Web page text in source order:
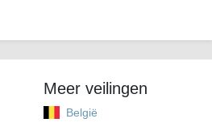
Meer veilingen
België